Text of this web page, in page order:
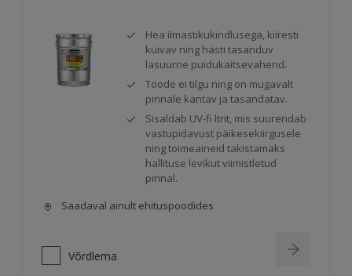
Hea ilmastikukindlusega, kiiresti
kuivav ning hästi tasanduv
lasuurne puidukaitsevahend.
Toode ei tilgu ning on mugavalt
pinnale kantav ja tasandatav.
Sisaldab UV-fi ltrit, mis suurendab
vastupidavust päikesekiirgusele
ning toimeaineid takistamaks
hallituse levikut viimistletud
pinnal.
Saadaval ainult ehituspoodides
Võrdlema